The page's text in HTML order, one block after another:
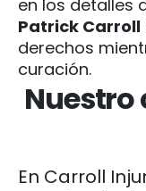
en los detalles
Patrick Carroll
derechos
curación.
En Carroll